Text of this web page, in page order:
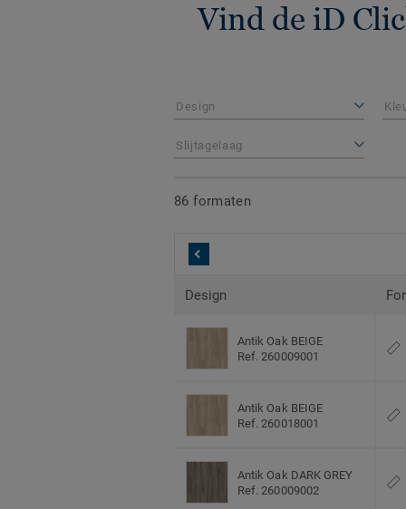
Vind de iD
Design
Slijtagelaag
86 formaten
Design
Antik Oak BEIGE
Ref. 260009001
Antik Oak BEIGE
Ref. 260018001
Antik Oak DARK GREY
Ref. 260009002